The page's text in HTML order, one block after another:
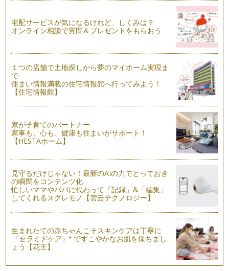
育てて楽しい・食べておいしいエンドウを育てよう♪
これから、どんどん冬に向かって寒くなってきますね。 厳し
い冬が過ぎ、春になると、キヌサ…
朝晩は、すっかり冷える季節になりました。 お子さんはもち
ろん、ママも風邪をひかないよう…
虫がつきやすい野菜・つきにくい野菜って？
前回、野菜の種まきで「コマツナを育てる時は、虫よけでネッ
秋冬野菜の種まきをしよう☆
まだまだ残暑厳しい9月の初旬ですね。 でも、朝晩は過ごしや
すかったり、風がちょっと…
みなさん、夏を満喫していますか？ 今回は、7月8月にかけて
行った親子イベントで、い…
野菜の都合と子どもの本能を知り、楽しく野菜に触れましょう
☆
本格的な夏の暑さになりました。 田舎に帰省してバーベキュ
ーなど、…
子どもと野菜の花を見てみよう♪
いよいよ、夏野菜がどんどん実をつけ始める時期になってきま
宅配サービスが気になるけれど、しくみは？
オンライン相談で質問＆プレゼントをもらおう
１つの店舗で土地探しから夢のマイホーム実現ま
で
住まい情報満載の住宅情報館へ行ってみよう！
【住宅情報館】
家が子育てのパートナー
家事も、心も、健康も住まいがサポート！
【HESTAホーム】
見守るだけじゃない！最新のAIの力でとっておき
の瞬間をコンテンツ化
忙しいママやパパに代わって「記録」&「編集」
してくれるスグレモノ【雲云テクノロジー】
生まれたての赤ちゃんこそスキンケアは丁寧に
「セラミドケア」※ ですこやかなお肌を保ちまし
ょう【花王】